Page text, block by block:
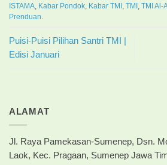
ISTAMA
Kabar Pondok Kabar TMI TMI TMI Al-
Prenduan
Puisi-Puisi Pilihan Santri TMI |
Edisi Januari
ALAMAT
Jl. Raya Pamekasan-Sumenep, Dsn.
Laok, Kec. Pragaan, Sumenep Jawa